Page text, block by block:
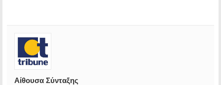
Αίθουσα Σύνταξης